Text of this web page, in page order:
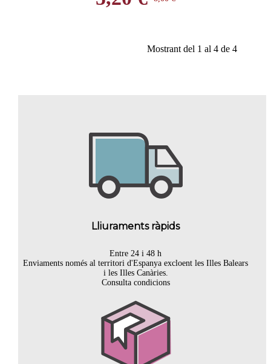
Mostrant del 1 al 4 de 4
Lliuraments ràpids
Entre 24 i 48 h
Enviaments només al territori d'Espanya excloent les Illes Balears
i les Illes Canàries.
Consulta condicions